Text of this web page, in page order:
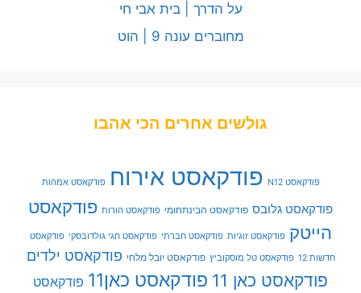
על הדרך | בית אבי חי
מחוברים עונה 9 | הוט
גולשים אחרים הכי אהבו
פודקאסט N12 פודקאסט אירוח פודקאסט אמהות
פודקאסט גלובס פודקאסט הבינתחומי פודקאסט הורות פודקאסט
הייטק פודקאסט זוגיות פודקאסט חברתי פודקאסט חגי גולדובסקי פודקאסט
חדשות 12 פודקאסט טל מוסקוביץ פודקאסט יובל מלחי פודקאסט ילדים
פודקאסט כאן 11 פודקאסט כאן11
פודקאסט